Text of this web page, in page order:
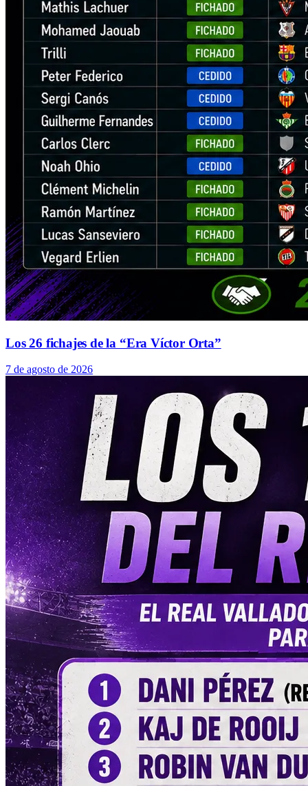
Los 26 fichajes de la “Era Víctor Orta”
7 de agosto de 2026